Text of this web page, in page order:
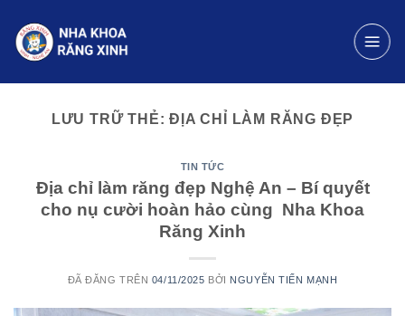
đến
nội
LƯU TRỮ THẺ:ĐỊA CHỈ LÀM RĂNG ĐẸP
TIN TỨC
Địa chỉ làm răng đẹp Nghệ An – Bí quyết
cho nụ cười hoàn hảo cùng Nha Khoa
Răng Xinh
ĐÃ ĐĂNG TRÊN 04/11/2025 BỞI NGUYỄN TIẾN MẠNH